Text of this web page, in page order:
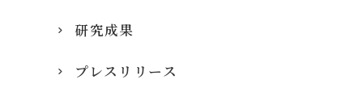
研究成果
プレスリリース